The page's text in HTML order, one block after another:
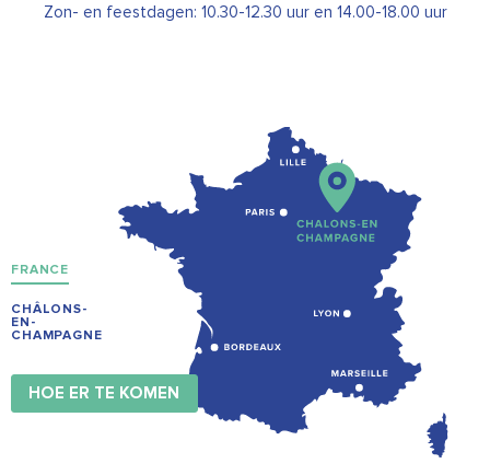
Zon- en feestdagen: 10.30-12.30 uur en 14.00-18.00 uur
FRANCE
CHÂLONS-
EN-
CHAMPAGNE
HOE ER TE KOMEN